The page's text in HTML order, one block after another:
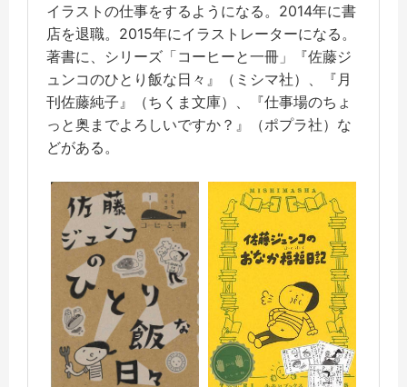
イラストの仕事をするようになる。2014年に書
店を退職。2015年にイラストレーターになる。
著書に、シリーズ「コーヒーと一冊」『佐藤ジ
ュンコのひとり飯な日々』（ミシマ社）、『月
刊佐藤純子』（ちくま文庫）、『仕事場のちょ
っと奥までよろしいですか？』（ポプラ社）な
どがある。